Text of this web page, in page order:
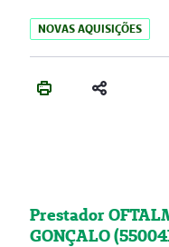
NOVAS AQUISIÇÕES
Prestador
GONÇALO